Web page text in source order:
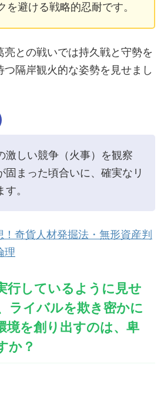
を避ける戦略的忍耐です。
亮との戦いでは持久戦と守勢を
隔岸観火的な姿勢を見せまし
激しい競争（火事）を観察
固まった頃合いに、確実なリ
。
奇貨人材発掘法・無形資産判
理
行しているように見せ
ライバルを欺き密かに
境を創り出すのは、卑
か？